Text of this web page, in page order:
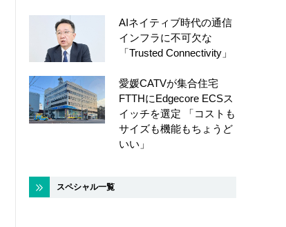
AIネイティブ時代の通信
インフラに不可欠な
「Trusted Connectivity」
愛媛CATVが集合住宅
FTTHにEdgecore ECSス
イッチを選定 「コストも
サイズも機能もちょうど
いい」
スペシャル一覧